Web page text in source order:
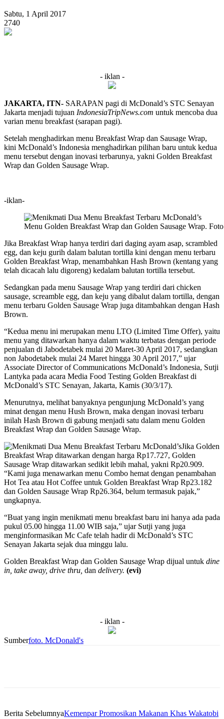
Sabtu, 1 April 2017
2740
- iklan -
JAKARTA, ITN- SARAPAN pagi di McDonald’s STC Senayan
Jakarta menjadi tujuan IndonesiaTripNews.com untuk mencoba dua
varian menu breakfast (sarapan pagi).
Setelah menghadirkan menu Breakfast Wrap dan Sausage Wrap,
kini McDonald’s Indonesia menghadirkan pilihan baru untuk kedua
menu tersebut dengan inovasi terbarunya, yakni Golden Breakfast
Wrap dan Golden Sausage Wrap.
-iklan-
Menu Golden Breakfast Wrap dan Golden Sausage Wrap.
Jika Breakfast Wrap hanya terdiri dari daging ayam asap, scrambled
egg, dan keju gurih dalam balutan tortilla kini dengan menu terbaru
Golden Breakfast Wrap, menambahkan Hash Brown (kentang yang
telah dicacah lalu digoreng) kedalam balutan tortilla tersebut.
Sedangkan pada menu Sausage Wrap yang terdiri dari chicken
sausage, screamble egg, dan keju yang dibalut dalam tortilla, dengan
menu terbaru Golden Sausage Wrap juga ditambahkan dengan Hash
Brown.
“Kedua menu ini merupakan menu LTO (Limited Time Offer), yaitu
menu yang ditawarkan hanya dalam waktu terbatas dengan periode
penjualan di Jabodetabek mulai 20 Maret-30 April 2017, sedangkan
non Jabodetabek mulai 24 Maret hingga 30 April 2017,” ujar
Associate Director of Communications McDonald’s Indonesia, Sutji
Lantyka pada acara Media Food Testing Golden Breakfast di
McDonald’s STC Senayan, Jakarta, Kamis (30/3/17).
Menurutnya, melihat banyaknya pengunjung McDonald’s yang
minat dengan menu Hush Brown, maka dengan inovasi terbaru
inilah Hash Brown di gabung menjadi satu dalam menu Golden
Breakfast Wrap dan Golden Sausage Wrap.
Jika Golden
Breakfast Wrap ditawarkan dengan harga Rp17.727, Golden
Sausage Wrap ditawarkan sedikit lebih mahal, yakni Rp20.909.
“Kami juga menawarkan menu Combo hemat dengan penambahan
Hot Tea atau Hot Coffee untuk Golden Breakfast Wrap Rp23.182
dan Golden Sausage Wrap Rp26.364, belum termasuk pajak,”
ungkapnya.
“Buat yang ingin menikmati menu breakfast baru ini hanya ada pada
pukul 05.00 hingga 11.00 WIB saja,” ujar Sutji yang juga
menginformasikan Mc Cafe telah hadir di McDonald’s STC
Senayan Jakarta sejak dua minggu lalu.
Golden Breakfast Wrap dan Golden Sausage Wrap dijual untuk dine
in, take away, drive thru, dan delivery. (evi)
- iklan -
Sumberfoto. McDonald's
Berita SebelumnyaKemenpar Promosikan Makanan Khas Wakatobi